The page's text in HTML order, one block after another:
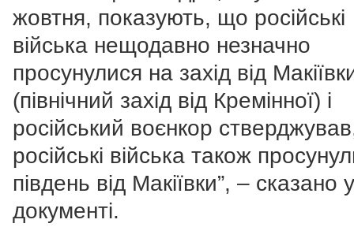
жовтня, показують, що російські
війська нещодавно незначно
просунулися на захід від
(північний захід від Кремінної) і
російський воєнкор
російські війська також
південь від Макіївки”, – сказано у
документі.